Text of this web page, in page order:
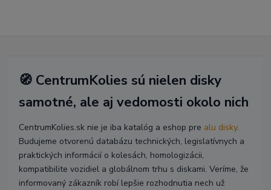
🧭 CentrumKolies sú nielen disky
samotné, ale aj vedomosti okolo nich
CentrumKolies.sk nie je iba katalóg a eshop pre alu disky.
Budujeme otvorenú databázu technických, legislatívnych a
praktických informácií o kolesách, homologizácii,
kompatibilite vozidiel a globálnom trhu s diskami. Veríme, že
informovaný zákazník robí lepšie rozhodnutia nech už